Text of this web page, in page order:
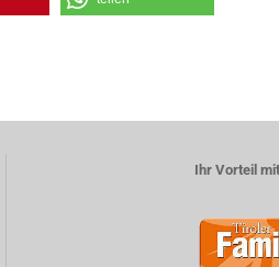
Ihr Vorteil